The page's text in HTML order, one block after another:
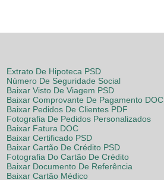
Extrato De Hipoteca PSD
Número De Seguridade Social
Baixar Visto De Viagem PSD
Baixar Comprovante De Pagamento DOC
Baixar Pedidos De Clientes PDF
Fotografia De Pedidos Personalizados
Baixar Fatura DOC
Baixar Certificado PSD
Baixar Cartão De Crédito PSD
Fotografia Do Cartão De Crédito
Baixar Documento De Referência
Baixar Cartão Médico